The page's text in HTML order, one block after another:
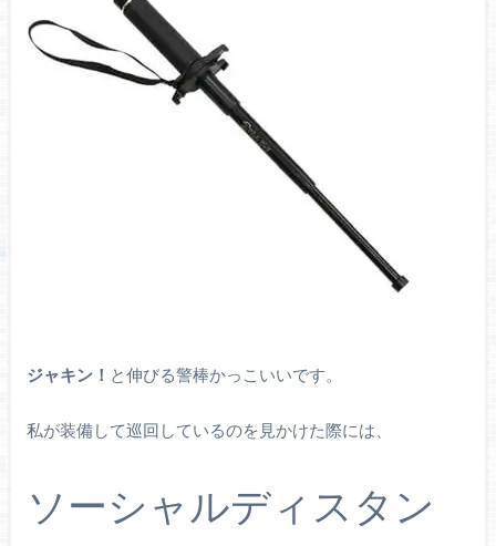
ジャキン！ と伸びる警棒かっこいいです。
私が装備して巡回しているのを見かけた際には、
ソーシャルディスタン